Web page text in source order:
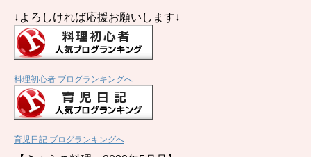
↓よろしければ応援お願いします↓
料理初心者 ブログランキングへ
育児日記 ブログランキングへ